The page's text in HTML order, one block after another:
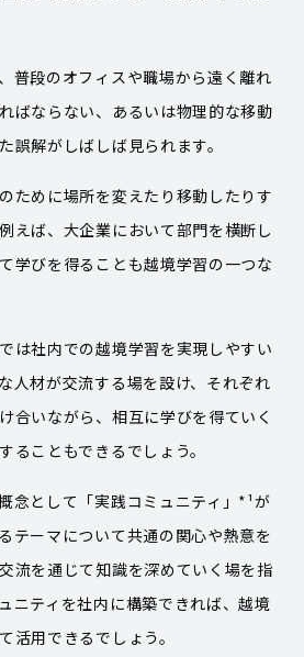
普段のオフィスや職場から遠く離れ
ばならない、あるいは物理的な移動
誤解がしばしば見られます。
ために場所を変えたり移動したりす
えば、大企業において部門を横断し
学びを得ることも越境学習の一つな
は社内での越境学習を実現しやすい
人材が交流する場を設け、それぞれ
合いながら、相互に学びを得ていく
ることもできるでしょう。
念として「実践コミュニティ」*¹が
テーマについて共通の関心や熱意を
流を通じて知識を深めていく場を指
ニティを社内に構築できれば、越境
活用できるでしょう。